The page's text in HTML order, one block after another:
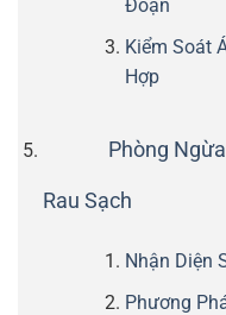
Đoạn
Kiểm Soát
Hợp
Phòng
Rau Sạch
Nhận Diện
Phương